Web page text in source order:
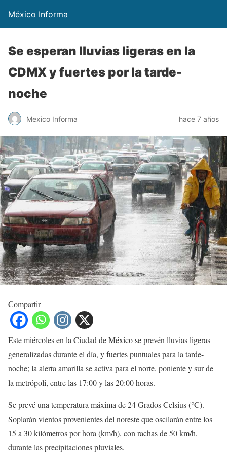
México Informa
Se esperan lluvias ligeras en la
CDMX y fuertes por la tarde-
noche
Mexico Informa hace 7 años
Compartir
Este miércoles en la Ciudad de México se prevén lluvias ligeras
generalizadas durante el día, y fuertes puntuales para la tarde-
noche; la alerta amarilla se activa para el norte, poniente y sur de
la metrópoli, entre las 17:00 y las 20:00 horas.
Se prevé una temperatura máxima de 24 Grados Celsius (°C).
Soplarán vientos provenientes del noreste que oscilarán entre los
15 a 30 kilómetros por hora (km/h), con rachas de 50 km/h,
durante las precipitaciones pluviales.